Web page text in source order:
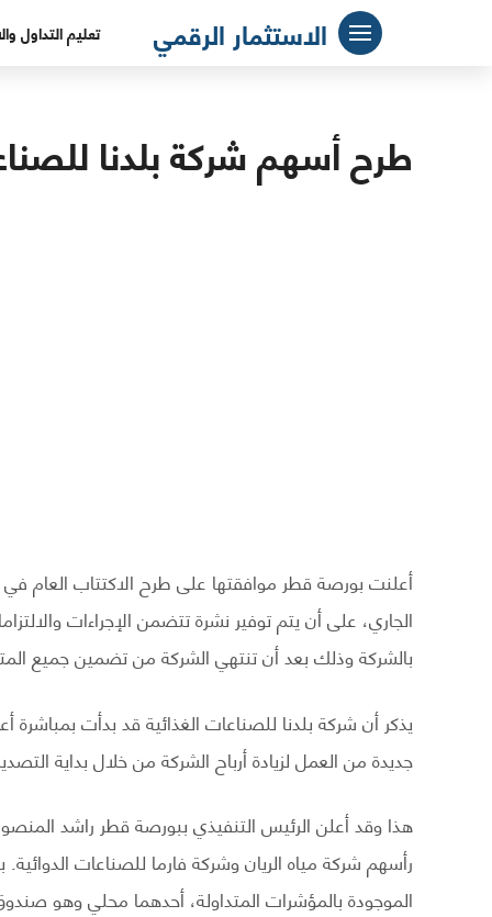
الاستثمار الرقمي تعليم التداول
طرح أسهم شركة بلدنا
أعلنت بورصة قطر موافقتها على طرح الاكتتاب العام في
الجاري، على أن يتم توفير نشرة تتضمن الإجراءات
بالشركة وذلك بعد أن تنتهي الشركة من تضمين جميع
جديدة من العمل لزيادة أرباح الشركة من خلال بداية
هذا وقد أعلن الرئيس التنفيذي ببورصة قطر راشد
رأسهم شركة مياه الريان وشركة فارما للصناعات
الموجودة بالمؤشرات المتداولة، أحدهما محلي وهو